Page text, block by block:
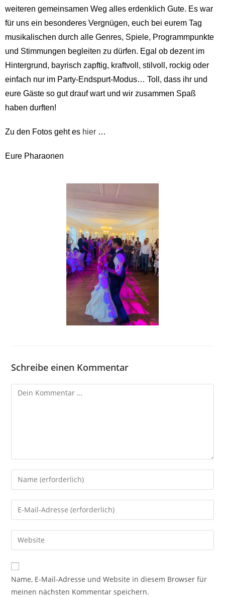
weiteren gemeinsamen Weg alles erdenklich Gute. Es war
für uns ein besonderes Vergnügen, euch bei eurem Tag
musikalischen durch alle Genres, Spiele, Programmpunkte
und Stimmungen begleiten zu dürfen. Egal ob dezent im
Hintergrund, bayrisch zapftig, kraftvoll, stilvoll, rockig oder
einfach nur im Party-Endspurt-Modus… Toll, dass ihr und
eure Gäste so gut drauf wart und wir zusammen Spaß
haben durften!
Zu den Fotos geht es hier …
Eure Pharaonen
Schreibe einen Kommentar
Name, E-Mail-Adresse und Website in diesem Browser für
meinen nächsten Kommentar speichern.